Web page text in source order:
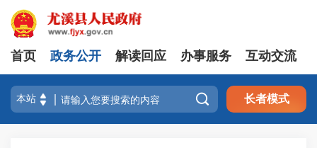
首页 政务公开 解读回应 办事服务 互动交流
 长者模式